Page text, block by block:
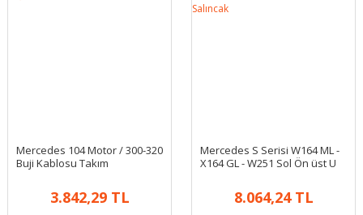
Mercedes 104 Motor / 300-320
Buji Kablosu Takım
3.842,29 TL
Mercedes S Serisi W164 ML -
X164 GL - W251 Sol Ön üst U
8.064,24 TL